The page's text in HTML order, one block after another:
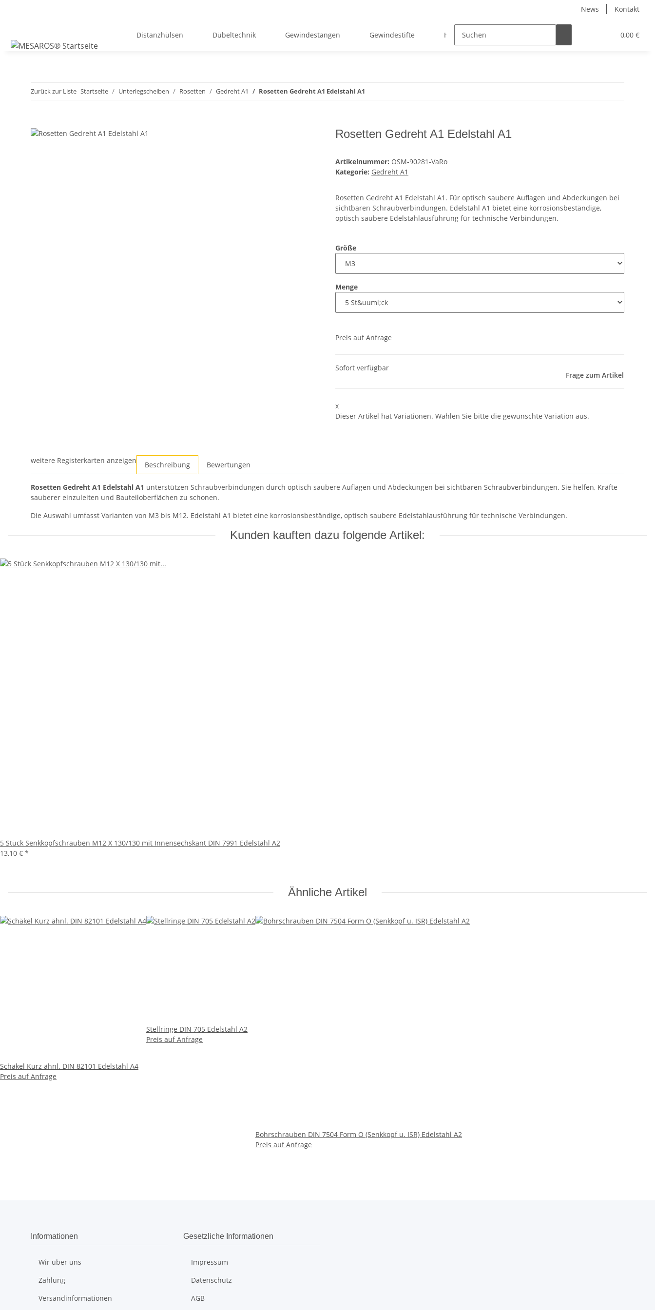
News Kontakt
0,00 €
Distanzhülsen Dübeltechnik Gewindestangen Gewindestifte Halbzeuge Muttern
Zurück zur Liste Startseite Unterlegscheiben Rosetten Gedreht A1 Rosetten Gedreht A1 Edelstahl A1
Rosetten Gedreht A1 Edelstahl A1
Artikelnummer: OSM-90281-VaRo
Kategorie: Gedreht A1
Rosetten Gedreht A1 Edelstahl A1. Für optisch saubere Auflagen und Abdeckungen bei
sichtbaren Schraubverbindungen. Edelstahl A1 bietet eine korrosionsbeständige,
optisch saubere Edelstahlausführung für technische Verbindungen.
Größe
Menge
Preis auf Anfrage
Sofort verfügbar
Frage zum Artikel
x
Dieser Artikel hat Variationen. Wählen Sie bitte die gewünschte Variation aus.
weitere Registerkarten anzeigen Beschreibung Bewertungen
Rosetten Gedreht A1 Edelstahl A1 unterstützen Schraubverbindungen durch optisch saubere Auflagen und Abdeckungen bei sichtbaren Schraubverbindungen. Sie helfen, Kräfte
sauberer einzuleiten und Bauteiloberflächen zu schonen.
Die Auswahl umfasst Varianten von M3 bis M12. Edelstahl A1 bietet eine korrosionsbeständige, optisch saubere Edelstahlausführung für technische Verbindungen.
Kunden kauften dazu folgende Artikel:
5 Stück Senkkopfschrauben M12 X 130/130 mit Innensechskant DIN 7991 Edelstahl A2
13,10 € *
Ähnliche Artikel
Schäkel Kurz ähnl. DIN 82101 Edelstahl A4
Preis auf Anfrage
Stellringe DIN 705 Edelstahl A2
Preis auf Anfrage
Bohrschrauben DIN 7504 Form O (Senkkopf u. ISR) Edelstahl A2
Preis auf Anfrage
Informationen
Wir über uns
Zahlung
Versandinformationen
Gesetzliche Informationen
Impressum
Datenschutz
AGB